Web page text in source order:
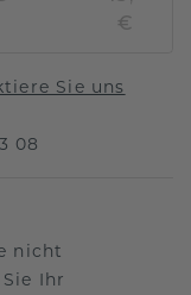
€
Sie uns
08
nicht
Ihr